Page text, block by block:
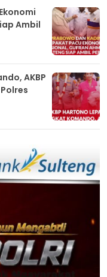
Ambil
AKBP